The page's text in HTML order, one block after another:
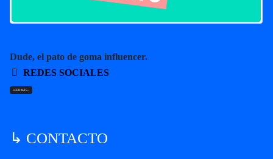
Dude, el pato de goma influencer.
REDES SOCIALES
LEER MÁS...
↳ CONTACTO